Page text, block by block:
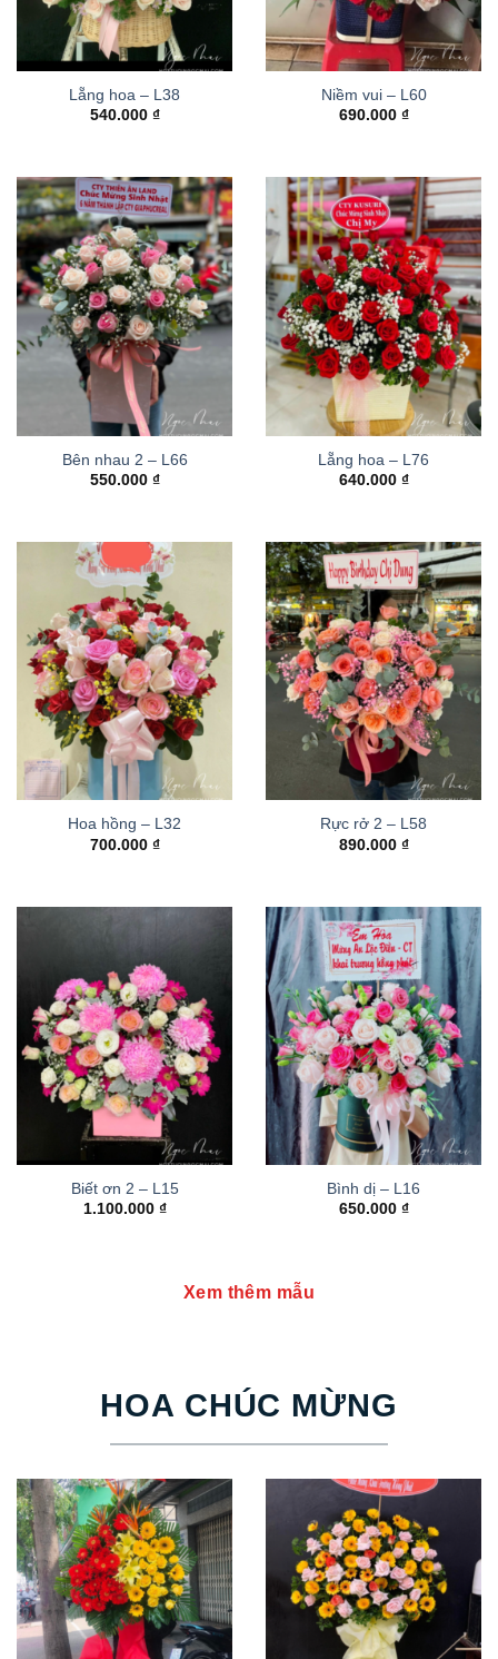
Lẵng hoa – L38
540.000 ₫
Niềm vui – L60
690.000 ₫
Bên nhau 2 – L66
550.000 ₫
Lẵng hoa – L76
640.000 ₫
Hoa hồng – L32
700.000 ₫
Rực rở 2 – L58
890.000 ₫
Biết ơn 2 – L15
1.100.000 ₫
Bình dị – L16
650.000 ₫
Xem thêm mẫu
HOA CHÚC MỪNG